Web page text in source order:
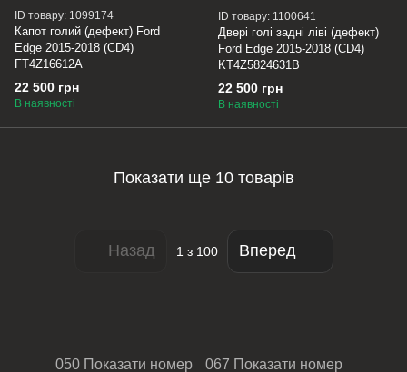
ID товару: 1099174
Капот голий (дефект) Ford
Edge 2015-2018 (CD4)
FT4Z16612A
22 500 грн
В наявності
ID товару: 1100641
Двері голі задні ліві (дефект)
Ford Edge 2015-2018 (CD4)
KT4Z5824631B
22 500 грн
В наявності
Показати ще 10 товарів
Назад 1 з 100 Вперед
050 Показати номер 067 Показати номер